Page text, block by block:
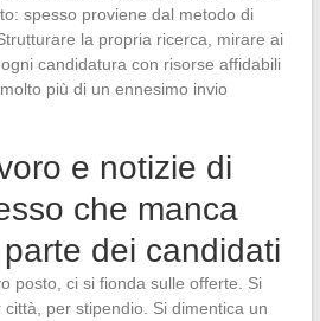
spesso proviene dal metodo di
la propria ricerca, mirare ai
candidatura con risorse affidabili
più di un ennesimo invio
e notizie di
che manca
dei candidati
posto, ci si fionda sulle offerte. Si
per stipendio. Si dimentica un